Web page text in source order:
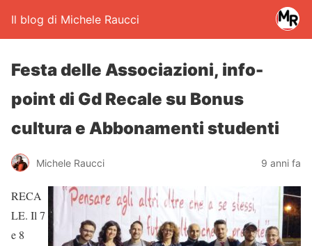
Il blog di Michele Raucci
Festa delle Associazioni, info-
point di Gd Recale su Bonus
cultura e Abbonamenti studenti
Michele Raucci 9 anni fa
RECA
LE. Il 7
e 8